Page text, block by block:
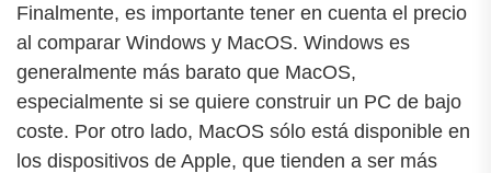
Finalmente, es importante tener en cuenta el precio
al comparar Windows y MacOS. Windows es
generalmente más barato que MacOS,
especialmente si se quiere construir un PC de bajo
coste. Por otro lado, MacOS sólo está disponible en
los dispositivos de Apple, que tienden a ser más